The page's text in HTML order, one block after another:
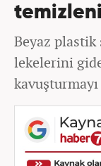
Beyaz
lekelerini